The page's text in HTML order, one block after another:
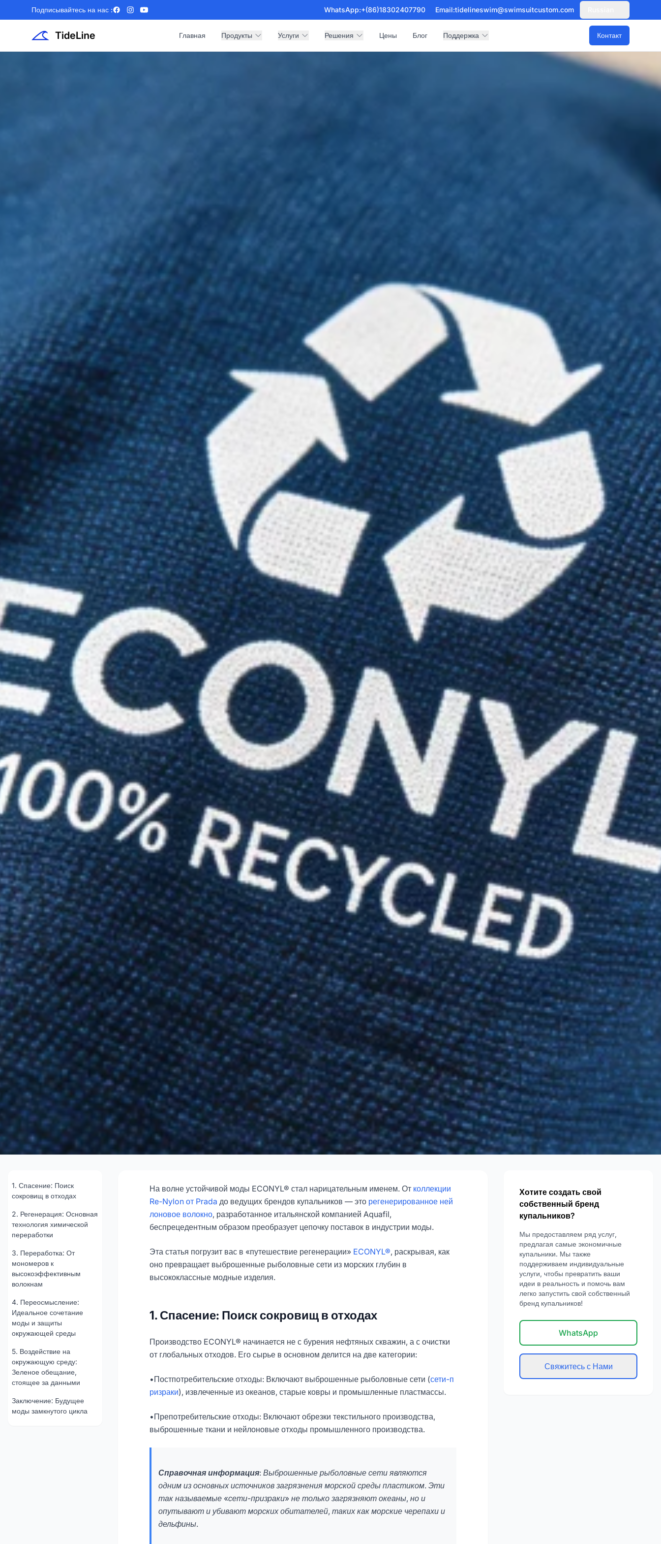
Подписывайтесь на нас :Facebook
Instagram
YouTube WhatsApp:+(86)18302407790 Email:tidelineswim@swimsuitcustom.com
TideLine Главная Продукты Услуги Решения Цены Блог Поддержка Контакт
купальники: История ECONYL®
2026-03 Даюй
Консультироваться Сейчас
1. Спасение: Поиск
сокровищ в отходах
2. Регенерация: Основная
технология химической
переработки
3. Переработка: От
мономеров к
высокоэффективным
волокнам
4. Переосмысление:
Идеальное сочетание
моды и защиты
окружающей среды
5. Воздействие на
окружающую среду:
Зеленое обещание,
стоящее за данными
Заключение: Будущее
моды замкнутого цикла
На волне устойчивой моды ECONYL® стал нарицательным именем. От коллекции
Re-Nylon от Prada до ведущих брендов купальников — это регенерированное ней
лоновое волокно, разработанное итальянской компанией Aquafil,
беспрецедентным образом преобразует цепочку поставок в индустрии моды.
Эта статья погрузит вас в «путешествие регенерации» ECONYL®, раскрывая, как
оно превращает выброшенные рыболовные сети из морских глубин в
высококлассные модные изделия.
1. Спасение: Поиск сокровищ в отходах
Производство ECONYL® начинается не с бурения нефтяных скважин, а с очистки
от глобальных отходов. Его сырье в основном делится на две категории:
•Постпотребительские отходы: Включают выброшенные рыболовные сети (сети-п
ризраки), извлеченные из океанов, старые ковры и промышленные пластмассы.
•Препотребительские отходы: Включают обрезки текстильного производства,
выброшенные ткани и нейлоновые отходы промышленного производства.
Справочная информация: Выброшенные рыболовные сети являются
одним из основных источников загрязнения морской среды пластиком. Эти
так называемые «сети-призраки» не только загрязняют океаны, но и
опутывают и убивают морских обитателей, таких как морские черепахи и
дельфины.
Хотите создать свой
собственный бренд
купальников?
Мы предоставляем ряд услуг,
предлагая самые экономичные
купальники. Мы также
поддерживаем индивидуальные
услуги, чтобы превратить ваши
идеи в реальность и помочь вам
легко запустить свой собственный
бренд купальников!
WhatsApp
Свяжитесь с Нами